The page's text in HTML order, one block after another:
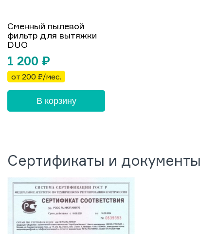
Сменный пылевой
фильтр для вытяжки
DUO
1 200 ₽
от 200 ₽/мес.
В корзину
Сертификаты и документы